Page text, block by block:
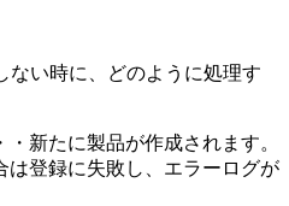
ない時に、どのように処理す
・新たに製品が作成されます。
は登録に失敗し、エラーログが